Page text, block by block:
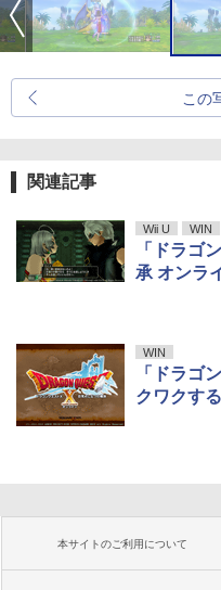
この
関連記事
Wii U WIN
「ドラゴ
承 オンラ
WIN
「ドラゴ
クワクす
本サイトのご利用について